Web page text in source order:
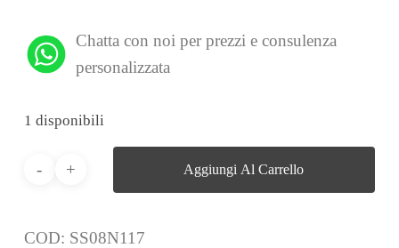
Chatta con noi per prezzi e consulenza
personalizzata
1 disponibili
Aggiungi Al Carrello
COD: SS08N117